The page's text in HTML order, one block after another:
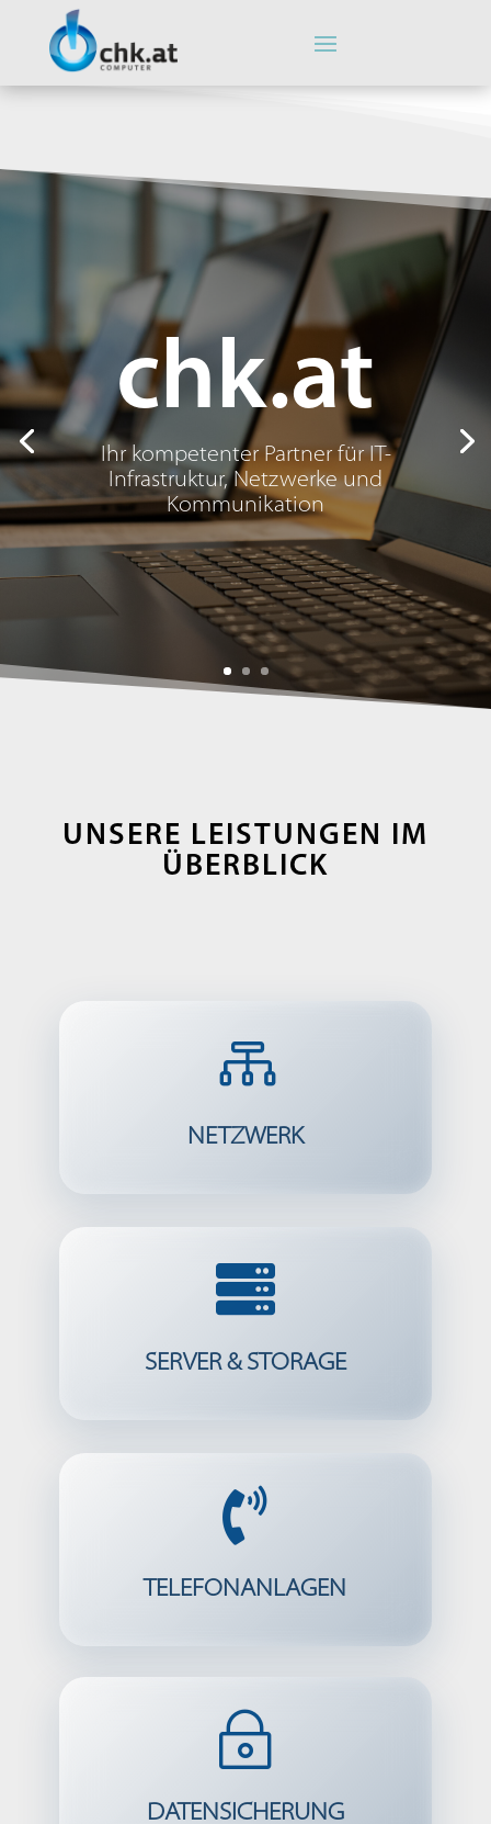
chk.at
Ihr kompetenter Partner für IT-
Infrastruktur, Netzwerke und
Kommunikation
UNSERE LEISTUNGEN IM
ÜBERBLICK

NETZWERK

SERVER & STORAGE

TELEFONANLAGEN
~
DATENSICHERUNG